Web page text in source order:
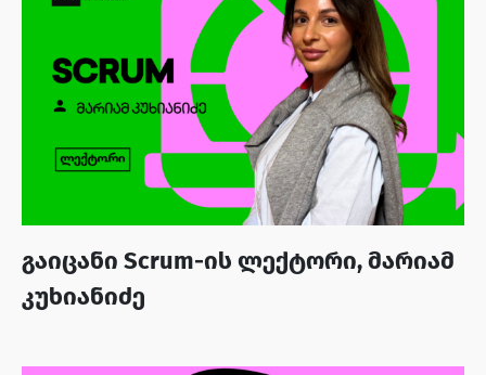
გაიცანი Scrum-ის ლექტორი, მარიამ
კუხიანიძე